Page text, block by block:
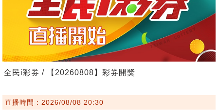
全民i彩券 / 【20260808】彩券開獎
直播時間：2026/08/08 20:30